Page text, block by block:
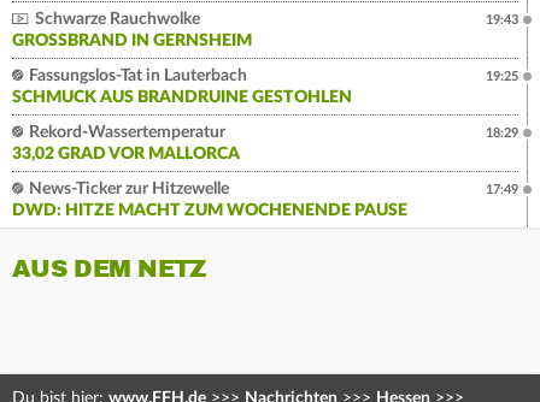
Schwarze Rauchwolke
GROSSBRAND IN GERNSHEIM
19:43
Fassungslos-Tat in Lauterbach
SCHMUCK AUS BRANDRUINE GESTOHLEN
19:25
Rekord-Wassertemperatur
33,02 GRAD VOR MALLORCA
18:29
News-Ticker zur Hitzewelle
DWD: HITZE MACHT ZUM WOCHENENDE PAUSE
17:49
AUS DEM NETZ